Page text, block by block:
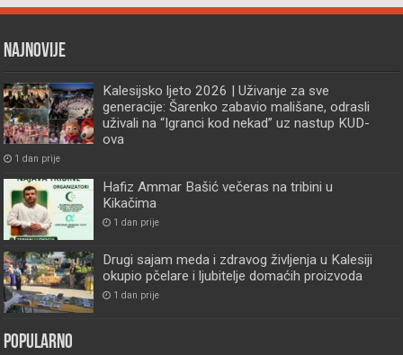
Najnovije
Kalesijsko ljeto 2026 | Uživanje za sve
generacije: Šarenko zabavio mališane, odrasli
uživali na “Igranci kod nekad” uz nastup KUD-
ova
1 dan prije
Hafiz Ammar Bašić večeras na tribini u
Kikačima
1 dan prije
Drugi sajam meda i zdravog življenja u Kalesiji
okupio pčelare i ljubitelje domaćih proizvoda
1 dan prije
Popularno